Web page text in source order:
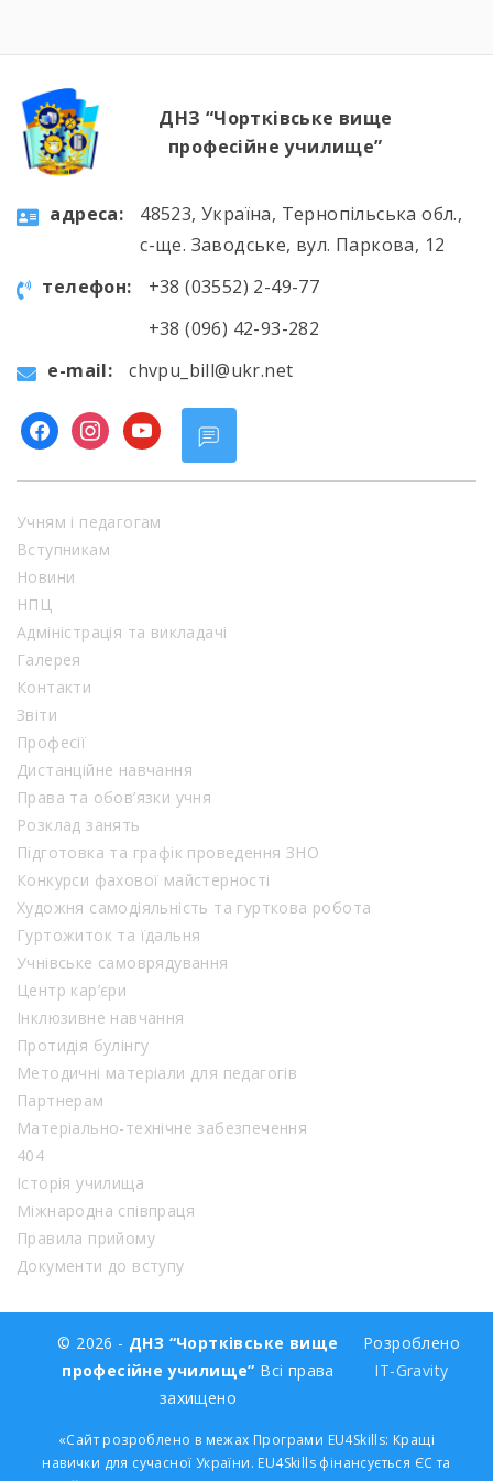
ДНЗ “Чортківське вище
професійне училище”
aдресa:
48523, Україна, Тернопільська обл.,
с-ще. Заводське, вул. Паркова, 12
телефон:
+38 (03552) 2-49-77
+38 (096) 42-93-282
e-mail:
chvpu_bill@ukr.net
facebookinstagram
youtube
Учням і педагогам
Вступникам
Новини
НПЦ
Адміністрація та викладачі
Галерея
Контакти
Звіти
Професії
Дистанційне навчання
Права та обов’язки учня
Розклад занять
Підготовка та графік проведення ЗНО
Конкурси фахової майстерності
Художня самодіяльність та гурткова робота
Гуртожиток та їдальня
Учнівське самоврядування
Центр кар’єри
Інклюзивне навчання
Протидія булінгу
Методичні матеріали для педагогів
Партнерам
Матеріально-технічне забезпечення
404
Історія училища
Міжнародна співпраця
Правила прийому
Документи до вступу
© 2026 - ДНЗ “Чортківське вище
професійне училище” Всі права
захищено
Розроблено
IT-Gravity
«Сайт розроблено в межах Програми EU4Skills: Кращі
навички для сучасної України. EU4Skills фінансується ЄС та